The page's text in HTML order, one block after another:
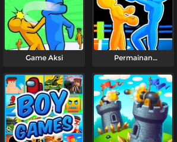
Game Aksi
Permainan